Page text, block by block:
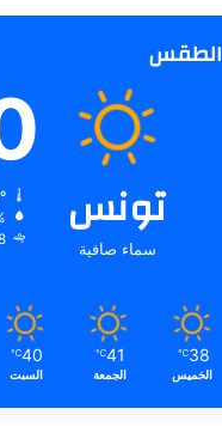
الطقس
تونس
سماء صافية
38
℃
الخميس
41
℃
الجمعة
40
℃
السبت